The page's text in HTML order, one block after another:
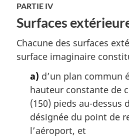
PARTIE IV
Surfaces
Chacune des surfaces
surface imaginaire
a) d’un plan commun
hauteur constante de
(150) pieds au-dessus
désignée du point de
l’aéroport, et